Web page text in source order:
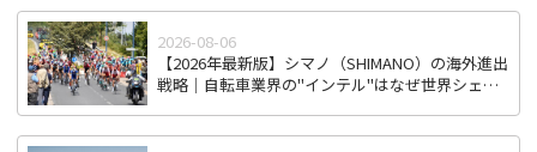
2026-08-06
【2026年最新版】シマノ（SHIMANO）の海外進出
戦略｜自転車業界の"インテル"はなぜ世界シェア